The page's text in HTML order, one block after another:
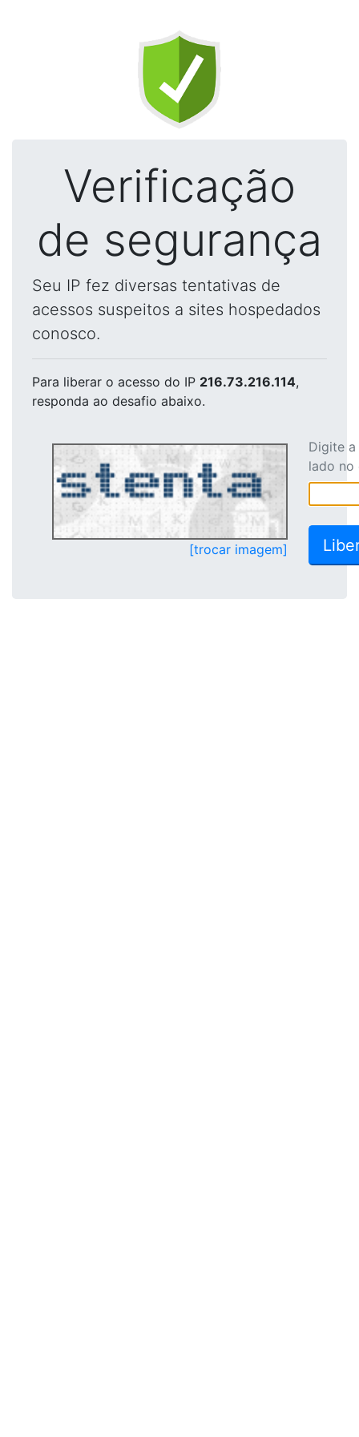
Verificação
de segurança
Seu IP fez diversas tentativas de
acessos suspeitos a sites hospedados
conosco.
Para liberar o acesso do IP 216.73.216.114,
responda ao desafio abaixo.
[trocar imagem]
Digite
lado no